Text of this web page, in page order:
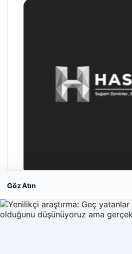
04/28/2026
Göz Atın